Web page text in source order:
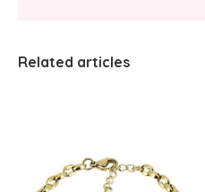
Related articles